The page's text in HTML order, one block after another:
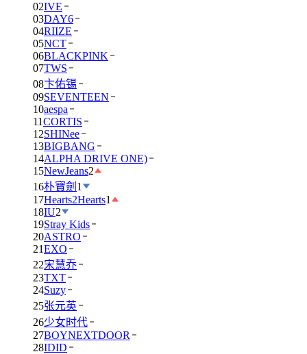
02IVE
03DAY6
04RIIZE
05NCT
06BLACKPINK
07TWS
08卞佑锡
09SEVENTEEN
10aespa
11CORTIS
12SHINee
13BIGBANG
14ALPHA DRIVE ONE)
15NewJeans2
16朴寶劍 1
17Hearts2Hearts1
18IU2
19Stray Kids
20ASTRO
21EXO
22宋慧乔
23TXT
24Suzy
25张元英
26少女时代
27BOYNEXTDOOR
28IDID